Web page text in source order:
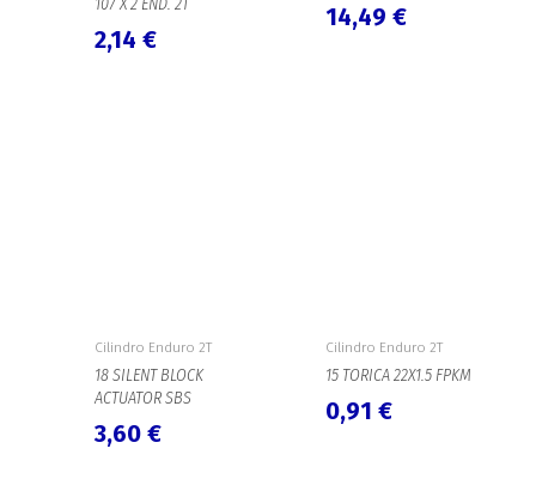
2,14 €
14,49 €
Cilindro Enduro 2T
18 SILENT BLOCK
ACTUATOR SBS
3,60 €
Cilindro Enduro 2T
15 TORICA 22X1.5 FPKM
0,91 €